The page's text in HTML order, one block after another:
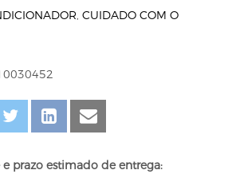
, CUIDADO COM O
prazo estimado de entrega: